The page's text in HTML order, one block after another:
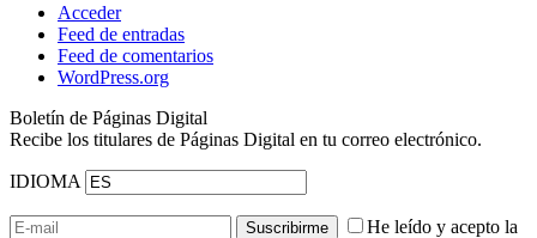
Acceder
Feed de entradas
Feed de comentarios
WordPress.org
Boletín de Páginas Digital
Recibe los titulares de Páginas Digital en tu correo electrónico.
IDIOMA
He leído y acepto la